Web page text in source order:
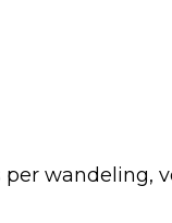
wandeling,